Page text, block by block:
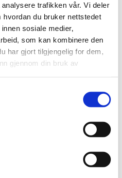
trafikken vår. Vi deler
du bruker nettstedet
sosiale medier,
som kan kombinere den
har gjort tilgjengelig for dem,
gjennom din bruk av
å bruke. Den vil sørge
ekstra godt og vil også
ren og
humus ionebytter